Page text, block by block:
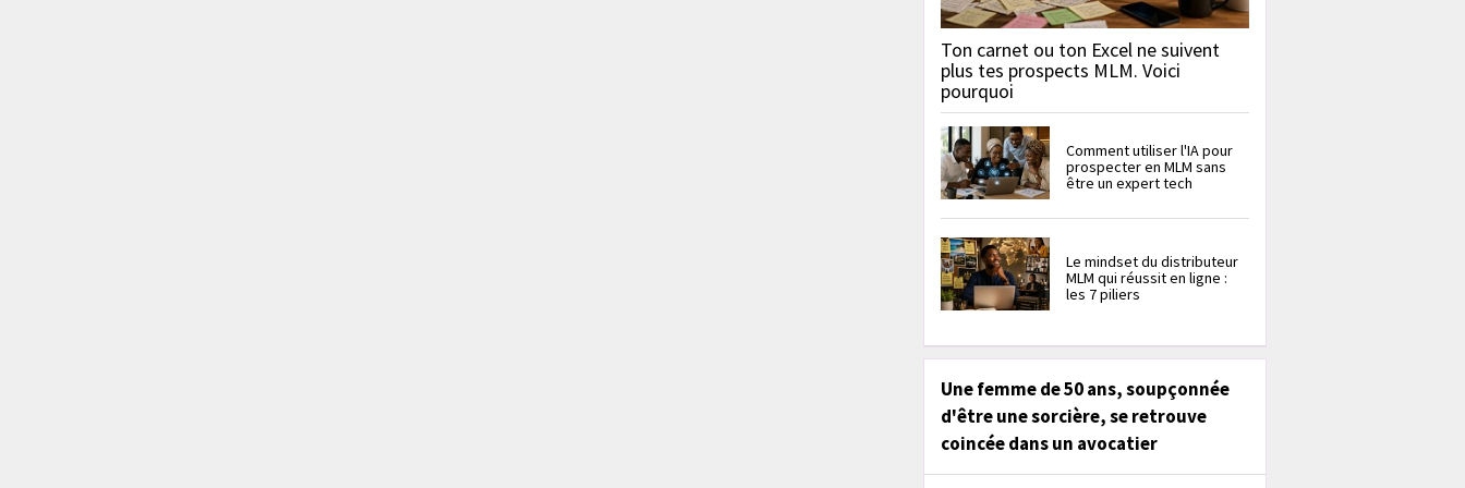
Ton carnet ou ton Excel ne suivent
plus tes prospects MLM. Voici
pourquoi
Comment utiliser l'IA pour
prospecter en MLM sans
être un expert tech
Le mindset du distributeur
MLM qui réussit en ligne :
les 7 piliers
Une femme de 50 ans, soupçonnée
d'être une sorcière, se retrouve
coincée dans un avocatier